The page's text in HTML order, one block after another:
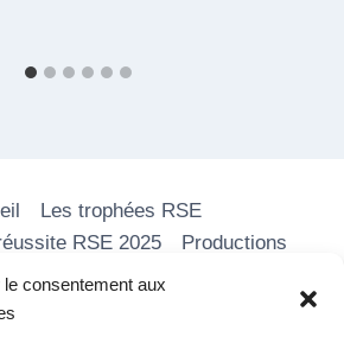
le consentement aux
Les trophées RSE
RSE 2025
Productions
Nos vidéos